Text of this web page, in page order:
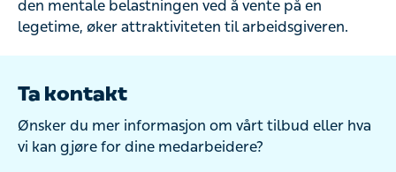
Ta kontakt
gjøre for dine medarbeidere?
Kontakt oss